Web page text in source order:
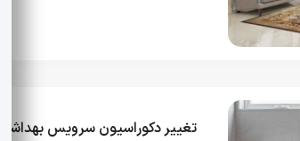
تغییر دکوراسیون سرویس بهداشتی